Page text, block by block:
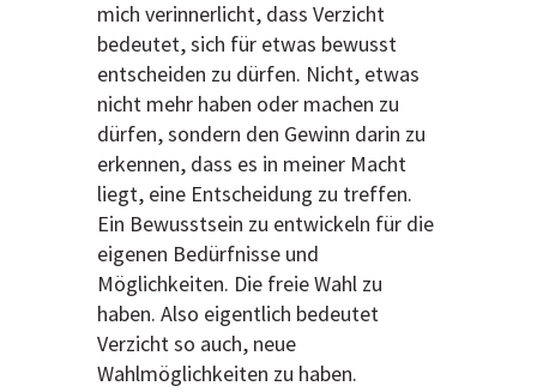
mich verinnerlicht, dass Verzicht
bedeutet, sich für etwas bewusst
entscheiden zu dürfen. Nicht, etwas
nicht mehr haben oder machen zu
dürfen, sondern den Gewinn darin zu
erkennen, dass es in meiner Macht
liegt, eine Entscheidung zu treffen.
Ein Bewusstsein zu entwickeln für die
eigenen Bedürfnisse und
Möglichkeiten. Die freie Wahl zu
haben. Also eigentlich bedeutet
Verzicht so auch, neue
Wahlmöglichkeiten zu haben.